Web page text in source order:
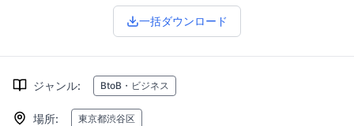
一括ダウンロード
ジャンル: BtoB・ビジネス
場所: 東京都渋谷区